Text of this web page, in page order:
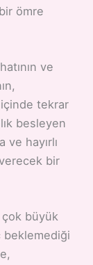
ömre
ve
içinde tekrar
besleyen
ve hayırlı
bir
çok büyük
beklemediği